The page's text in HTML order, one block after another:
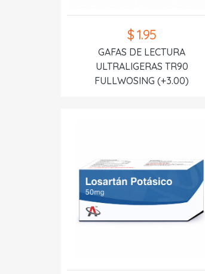
$ 1.95
GAFAS DE LECTURA
ULTRALIGERAS TR90
FULLWOSING (+3.00)